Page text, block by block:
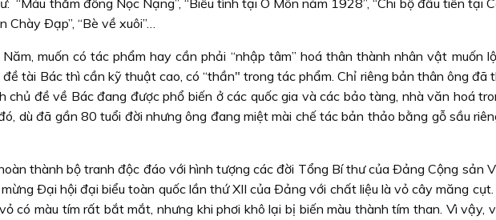
“Máu thắm đồng Nọc Nạng”, “Biểu tình tại Ô Môn năm 1928”, “Chi bộ đầu tiên tại
Chày Ðạp”, “Bè về xuôi”…
muốn có tác phẩm hay cần phải “nhập tâm” hoá thân thành nhân vật muốn
tài Bác thì cần kỹ thuật cao, có “thần" trong tác phẩm. Chỉ riêng bản thân ông đã
chủ đề về Bác đang được phổ biến ở các quốc gia và các bảo tàng, nhà văn hoá
dù đã gần 80 tuổi đời nhưng ông đang miệt mài chế tác bản thảo bằng gỗ sầu
thành bộ tranh độc đáo với hình tượng các đời Tổng Bí thư của Ðảng Cộng sản
Ðại hội đại biểu toàn quốc lần thứ XII của Ðảng với chất liệu là vỏ cây măng
có màu tím rất bắt mắt, nhưng khi phơi khô lại bị biến màu thành tím than. Vì vậy,